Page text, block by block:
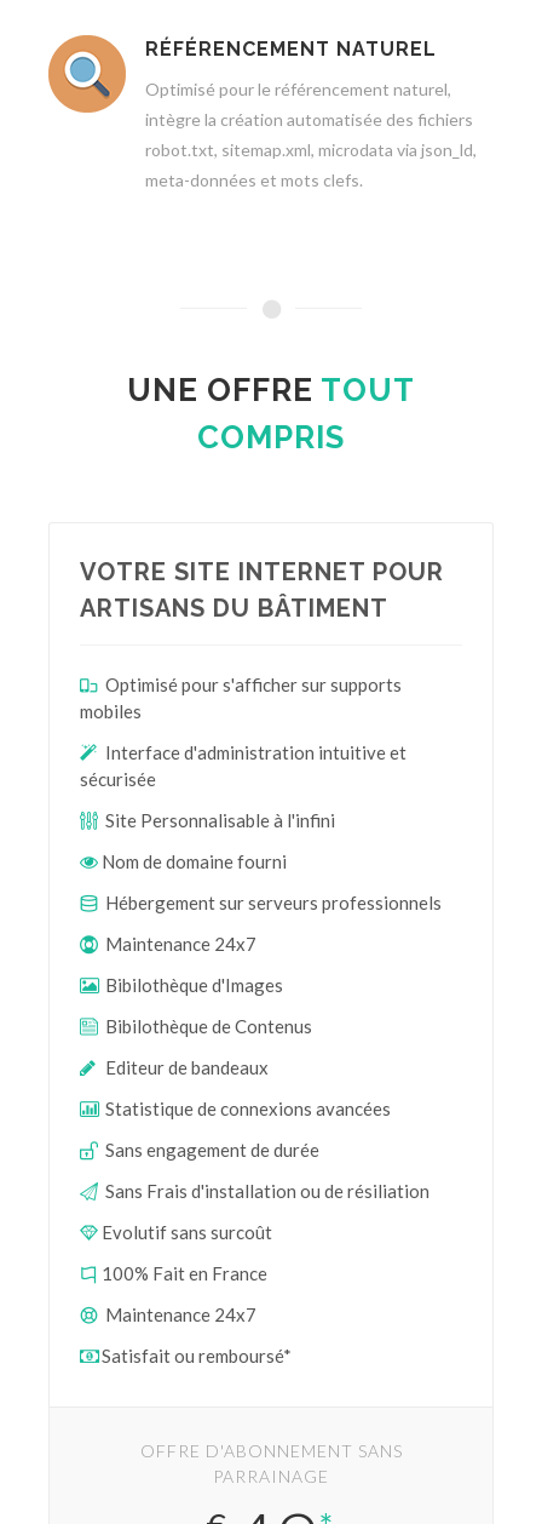
RÉFÉRENCEMENT NATUREL
Optimisé pour le référencement naturel,
intègre la création automatisée des fichiers
robot.txt, sitemap.xml, microdata via json_ld,
meta-données et mots clefs.
UNE OFFRE TOUT
COMPRIS
VOTRE SITE INTERNET POUR
ARTISANS DU BÂTIMENT
Optimisé pour s'afficher sur supports
mobiles
Interface d'administration intuitive et
sécurisée
Site Personnalisable à l'infini
Nom de domaine fourni
Hébergement sur serveurs professionnels
Maintenance 24x7
Bibilothèque d'Images
Bibilothèque de Contenus
Editeur de bandeaux
Statistique de connexions avancées
Sans engagement de durée
Sans Frais d'installation ou de résiliation
Evolutif sans surcoût
100% Fait en France
Maintenance 24x7
Satisfait ou remboursé*
OFFRE D'ABONNEMENT SANS
PARRAINAGE